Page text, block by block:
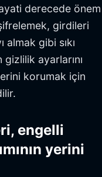
derecede önem
girdileri
almak gibi sıkı
ayarlarını
korumak için
engelli
yerini